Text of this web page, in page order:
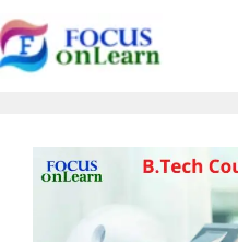
Skip
to
content